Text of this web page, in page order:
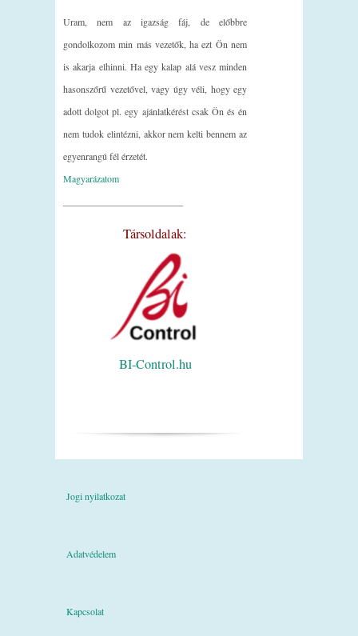
Uram, nem az igazság fáj, de előbbre
gondolkozom min más vezetők, ha ezt Ön nem
is akarja elhinni. Ha egy kalap alá vesz minden
hasonszőrű vezetővel, vagy úgy véli, hogy egy
adott dolgot pl. egy ajánlatkérést csak Ön és én
nem tudok elintézni, akkor nem kelti bennem az
egyenrangú fél érzetét.
Magyarázatom
Társoldalak:
BI-Control.hu
Jogi nyilatkozat
Adatvédelem
Kapcsolat